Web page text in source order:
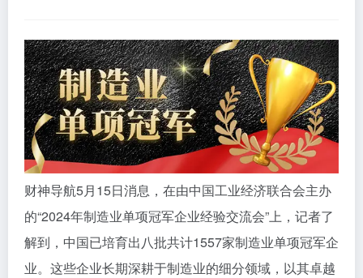
财神导航5月15日消息，在由中国工业经济联合会主办
的“2024年制造业单项冠军企业经验交流会”上，记者了
解到，中国已培育出八批共计1557家制造业单项冠军企
业。这些企业长期深耕于制造业的细分领域，以其卓越